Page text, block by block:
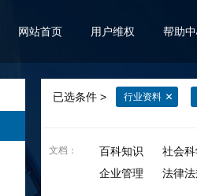
网站首页 用户维权 帮助
已选条件 > 行业资料
文档 ： 百科知识
社会
企业管理
法律